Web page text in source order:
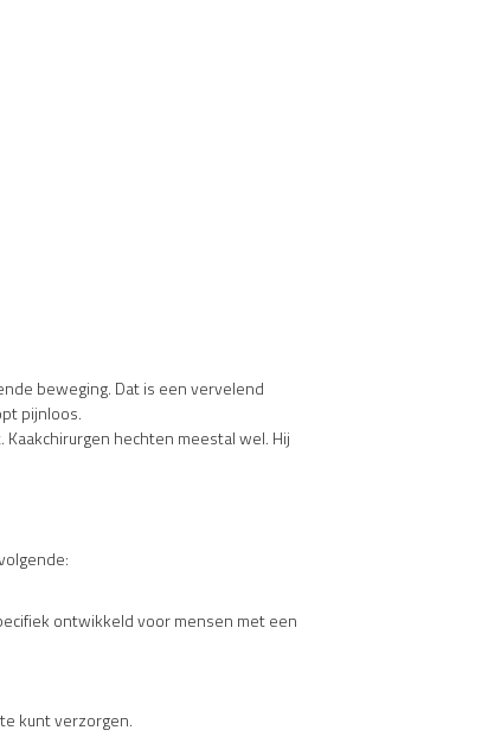
beweging. Dat is een vervelend
pijnloos.
hechten meestal wel. Hij
ontwikkeld voor mensen met een
kunt verzorgen.